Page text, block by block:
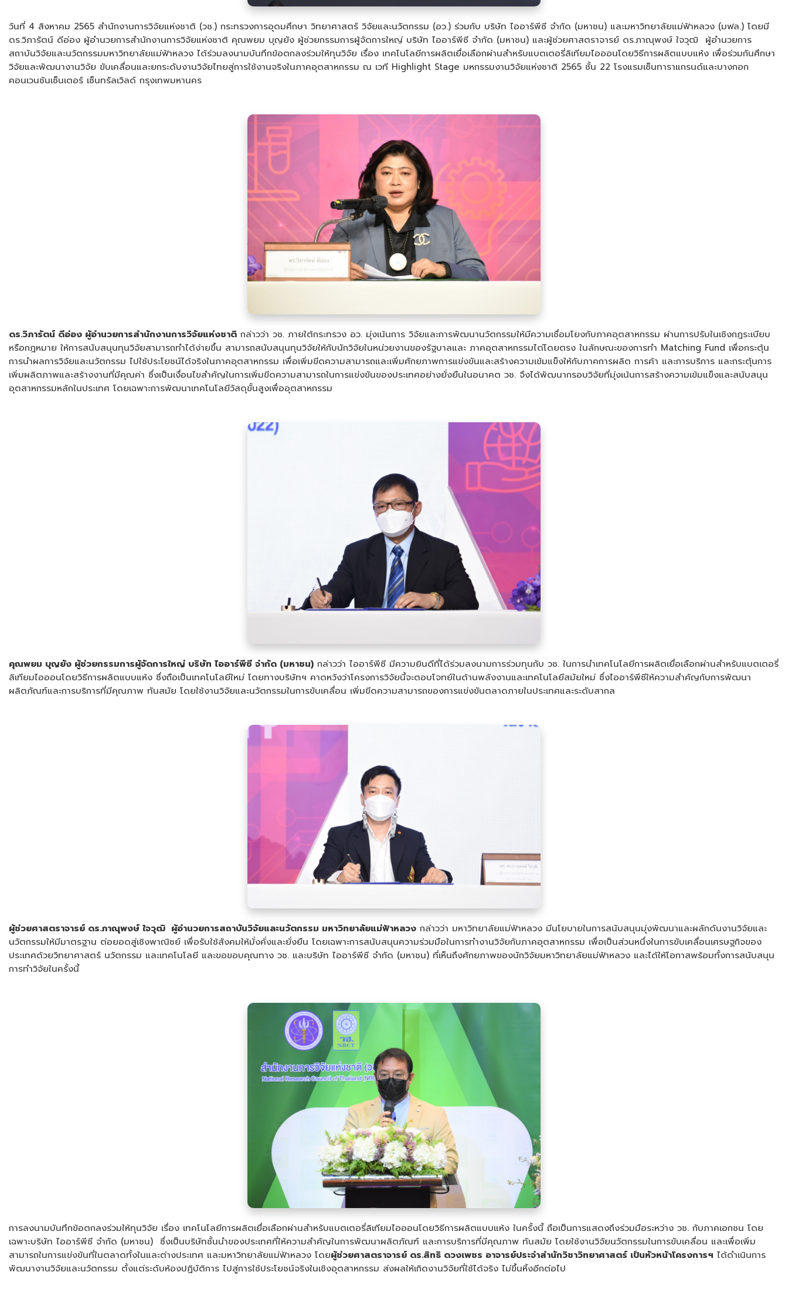
วันที่ 4 สิงหาคม 2565 สำนักงานการวิจัยแห่งชาติ (วช.) กระทรวงการอุดมศึกษา วิทยาศาสตร์ วิจัยและนวัตกรรม (อว.) ร่วมกับ บริษัท ไออาร์พีซี จำกัด (มหาชน) และมหาวิทยาลัยแม่ฟ้าหลวง (มฟล.) โดยมี
ดร.วิภารัตน์ ดีอ่อง ผู้อำนวยการสำนักงานการวิจัยแห่งชาติ คุณพยม บุญยัง ผู้ช่วยกรรมการผู้จัดการใหญ่ บริษัท ไออาร์พีซี จำกัด (มหาชน) และผู้ช่วยศาสตราจารย์ ดร.ภาณุพงษ์ ใจวุฒิ ผู้อำนวยการ
สถาบันวิจัยและนวัตกรรมมหาวิทยาลัยแม่ฟ้าหลวง ได้ร่วมลงนามบันทึกข้อตกลงร่วมให้ทุนวิจัย เรื่อง เทคโนโลยีการผลิตเยื่อเลือกผ่านสำหรับแบตเตอรี่ลิเทียมไอออนโดยวิธีการผลิตแบบแห้ง เพื่อร่วมกันศึกษา
วิจัยและพัฒนางานวิจัย ขับเคลื่อนและยกระดับงานวิจัยไทยสู่การใช้งานจริงในภาคอุตสาหกรรม ณ เวที Highlight Stage มหกรรมงานวิจัยแห่งชาติ 2565 ชั้น 22 โรงแรมเซ็นทาราแกรนด์และบางกอก
คอนเวนชันเซ็นเตอร์ เซ็นทรัลเวิลด์ กรุงเทพมหานคร
ดร.วิภารัตน์ ดีอ่อง ผู้อำนวยการสำนักงานการวิจัยแห่งชาติ กล่าวว่า วช. ภายใต้กระทรวง อว. มุ่งเน้นการ วิจัยและการพัฒนานวัตกรรมให้มีความเชื่อมโยงกับภาคอุตสาหกรรม ผ่านการปรับในเชิงกฎระเบียบ
หรือกฎหมาย ให้การสนับสนุนทุนวิจัยสามารถทำได้ง่ายขึ้น สามารถสนับสนุนทุนวิจัยให้กับนักวิจัยในหน่วยงานของรัฐบาลและ ภาคอุตสาหกรรมได่โดยตรง ในลักษณะของการทำ Matching Fund เพื่อกระตุ้น
การนำผลการวิจัยและนวัตกรรม ไปใช้ประโยชน์ได้จริงในภาคอุตสาหกรรม เพื่อเพิ่มขีดความสามารถและเพิ่มศักยภาพการแข่งขันและสร้างความเข้มแข็งให้กับภาคการผลิต การค้า และการบริการ และกระตุ้นการ
เพิ่มผลิตภาพและสร้างงานที่มีคุณค่า ซึ่งเป็นเงื่อนไขสำคัญในการเพิ่มขีดความสามารถในการแข่งขันของประเทศอย่างยั่งยืนในอนาคต วช. จึงได้พัฒนากรอบวิจัยที่มุ่งเน้นการสร้างความเข้มแข็งและสนับสนุน
อุตสาหกรรมหลักในประเทศ โดยเฉพาะการพัฒนาเทคโนโลยีวัสดุขั้นสูงเพื่ออุตสาหกรรม
คุณพยม บุญยัง ผู้ช่วยกรรมการผู้จัดการใหญ่ บริษัท ไออาร์พีซี จำกัด (มหาชน) กล่าวว่า ไออาร์พีซี มีความยินดีที่ได้ร่วมลงนามการร่วมทุนกับ วช. ในการนำเทคโนโลยีการผลิตเยื่อเลือกผ่านสำหรับแบตเตอรี่
ลิเทียมไอออนโดยวิธีการผลิตแบบแห้ง ซึ่งถือเป็นเทคโนโลยีใหม่ โดยทางบริษัทฯ คาดหวังว่าโครงการวิจัยนี้จะตอบโจทย์ในด้านพลังงานและเทคโนโลยีสมัยใหม่ ซึ่งไออาร์พีซีให้ความสำคัญกับการพัฒนา
ผลิตภัณฑ์และการบริการที่มีคุณภาพ ทันสมัย โดยใช้งานวิจัยและนวัตกรรมในการขับเคลื่อน เพิ่มขีดความสามารถของการแข่งขันตลาดภายในประเทศและระดับสากล
ผู้ช่วยศาสตราจารย์ ดร.ภาณุพงษ์ ใจวุฒิ ผู้อำนวยการสถาบันวิจัยและนวัตกรรม มหาวิทยาลัยแม่ฟ้าหลวง กล่าวว่า มหาวิทยาลัยแม่ฟ้าหลวง มีนโยบายในการสนับสนุนมุ่งพัฒนาและผลักดันงานวิจัยและ
นวัตกรรมให้มีมาตรฐาน ต่อยอดสู่เชิงพาณิชย์ เพื่อรับใช้สังคมให้มั่งคั่งและยั่งยืน โดยเฉพาะการสนับสนุนความร่วมมือในการทำงานวิจัยกับภาคอุตสาหกรรม เพื่อเป็นส่วนหนึ่งในการขับเคลื่อนเศรษฐกิจของ
ประเทศด้วยวิทยาศาสตร์ นวัตกรรม และเทคโนโลยี และขอขอบคุณทาง วช. และบริษัท ไออาร์พีซี จำกัด (มหาชน) ที่เห็นถึงศักยภาพของนักวิจัยมหาวิทยาลัยแม่ฟ้าหลวง และได้ให้โอกาสพร้อมทั้งการสนับสนุน
การทำวิจัยในครั้งนี้
การลงนามบันทึกข้อตกลงร่วมให้ทุนวิจัย เรื่อง เทคโนโลยีการผลิตเยื่อเลือกผ่านสำหรับแบตเตอรี่ลิเทียมไอออนโดยวิธีการผลิตแบบแห้ง ในครั้งนี้ ถือเป็นการแสดงถึงร่วมมือระหว่าง วช. กับภาคเอกชน โดย
เฉพาะบริษัท ไออาร์พีซี จำกัด (มหาชน) ซึ่งเป็นบริษัทชั้นนำของประเทศที่ให้ความสำคัญในการพัฒนาผลิตภัณฑ์ และการบริการที่มีคุณภาพ ทันสมัย โดยใช้งานวิจัยนวัตกรรมในการขับเคลื่อน และเพื่อเพิ่ม
สามารถในการแข่งขันที่ในตลาดทั้งในและต่างประเทศ และมหาวิทยาลัยแม่ฟ้าหลวง โดยผู้ช่วยศาสตราจารย์ ดร.สิทธิ ดวงเพชร อาจารย์ประจำสำนักวิชาวิทยาศาสตร์ เป็นหัวหน้าโครงการฯ ได้ดำเนินการ
พัฒนางานวิจัยและนวัตกรรม ตั้งแต่ระดับห้องปฏิบัติการ ไปสู่การใช้ประโยชน์จริงในเชิงอุตสาหกรรม ส่งผลให้เกิดงานวิจัยที่ใช้ได้จริง ไม่ขึ้นหิ้งอีกต่อไป